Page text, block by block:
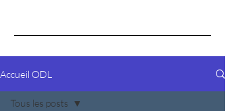
Accueil ODL
Tous les posts